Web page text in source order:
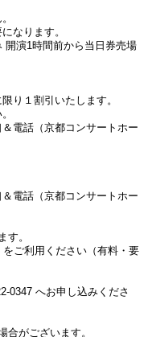
なります。
開演1時間前から当日券売場
り１割引いたします。
電話（京都コンサートホー
電話（京都コンサートホー
す。
ご利用ください（有料・要
0347 へお申し込みくださ
合がございます。